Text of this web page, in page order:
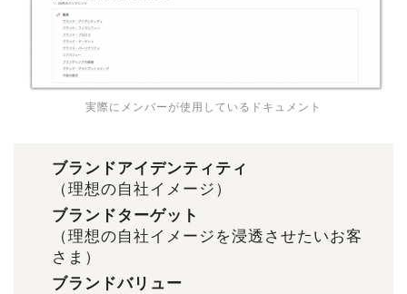
実際にメンバーが使用しているドキュメント
ブランドアイデンティティ
（理想の自社イメージ）
ブランドターゲット
（理想の自社イメージを浸透させたいお客
さま）
ブランドバリュー